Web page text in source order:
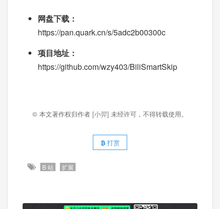
网盘下载：
https://pan.quark.cn/s/5adc2b00300c
项目地址：
https://github.com/wzy403/BiliSmartSkip
© 本文著作权归作者 [小羿] 未经许可，不得转载使用。
打赏
B 站 扩展